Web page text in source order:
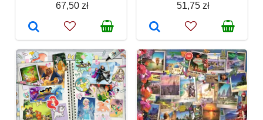
67,50 zł
51,75 zł